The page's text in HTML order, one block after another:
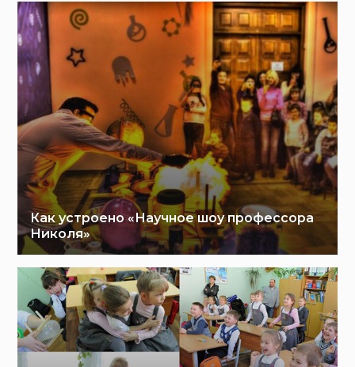
Как устроено «Научное шоу профессора
Николя»